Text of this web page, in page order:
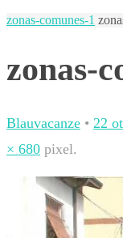
zonas-comunes-1
zonas-
Blauvacanze • 22
× 680 pixel.